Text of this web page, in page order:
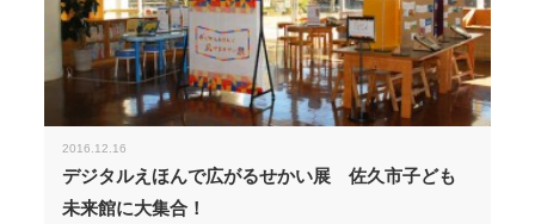
2016.12.16
デジタルえほんで広がるせかい展 佐久市子ども
未来館に大集合！